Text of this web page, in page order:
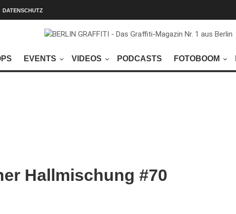
DATENSCHUTZ
EVENTS VIDEOS PODCASTS FOTOBOOM
Hallmischung #70